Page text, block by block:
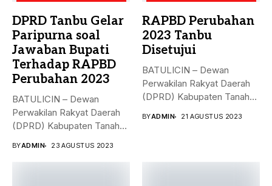
DPRD Tanbu Gelar
Paripurna soal
Jawaban Bupati
Terhadap RAPBD
Perubahan 2023
BATULICIN – Dewan
Perwakilan Rakyat Daerah
(DPRD) Kabupaten Tanah
BYADMIN 23 AGUSTUS 2023
RAPBD Perubahan
2023 Tanbu
Disetujui
BATULICIN – Dewan
Perwakilan Rakyat Daerah
(DPRD) Kabupaten Tanah
BYADMIN 21 AGUSTUS 2023